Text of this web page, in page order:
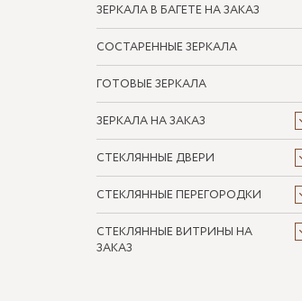
ЗЕРКАЛА В БАГЕТЕ НА ЗАКАЗ
СОСТАРЕННЫЕ ЗЕРКАЛА
ГОТОВЫЕ ЗЕРКАЛА
ЗЕРКАЛА НА ЗАКАЗ
СТЕКЛЯННЫЕ ДВЕРИ
СТЕКЛЯННЫЕ ПЕРЕГОРОДКИ
СТЕКЛЯННЫЕ ВИТРИНЫ НА
ЗАКАЗ